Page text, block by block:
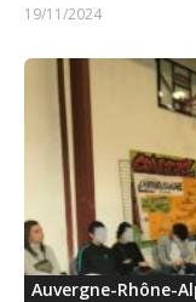
19/11/2024
Auvergne-Rhône-